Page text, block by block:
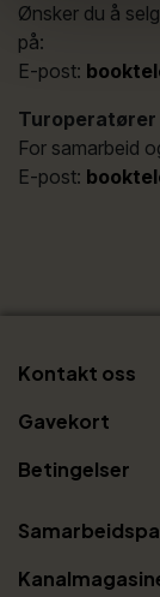
Ønsker du å
på:
E-post:
For samarbeid
E-post:
Kontakt oss
Gavekort
Betingelser